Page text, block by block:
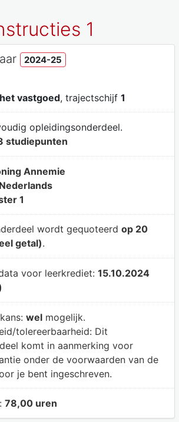
1
2024-25
vastgoed, trajectschijf 1
opleidingsonderdeel.
studiepunten
Annemie
Nederlands
1
wordt gequoteerd op 20
getal).
voor leerkrediet: 15.10.2024
welmogelijk.
tolereerbaarheid: Dit
komt in aanmerking voor
onder de voorwaarden van de
je bent ingeschreven.
78,00 uren